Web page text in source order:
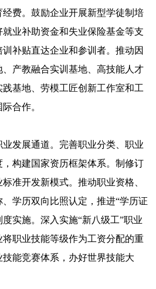
费。鼓励企业开展新型学徒制培
业补助资金和失业保险基金等支
补贴直达企业和参训者。推动因
产教融合实训基地、高技能人才
基地、劳模工匠创新工作室和工
合作。
业发展通道。完善职业分类、职业
构建国家资历框架体系。制修订
准开发新模式。推动职业资格、
学历双向比照认定，推进“学历证
实施。深入实施“新八级工”职业
职业技能等级作为工资分配的重
能竞赛体系，办好世界技能大